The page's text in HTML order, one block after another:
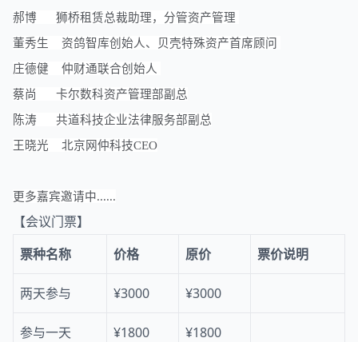
郝博 狮桥租赁总裁助理，分管资产管理
董秀生 资鸽智库创始人、贝壳特殊资产首席顾问
庄德健 仲财通联合创始人
蔡尚 卡尔数科资产管理部副总
陈涛 共道科技企业法律服务部副总
王晓光 北京网仲科技CEO
更多嘉宾邀请中......
【会议门票】
票种名称
价格 原价 票价说明
两天参与 ¥3000 ¥3000
参与一天 ¥1800 ¥1800